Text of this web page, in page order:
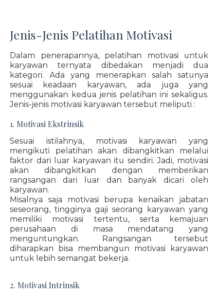
Jenis-Jenis Pelatihan Motivasi
Dalam penerapannya, pelatihan motivasi untuk
karyawan ternyata dibedakan menjadi dua
kategori. Ada yang menerapkan salah satunya
sesuai keadaan karyawan, ada juga yang
menggunakan kedua jenis pelatihan ini sekaligus.
Jenis-jenis motivasi karyawan tersebut meliputi :
1. Motivasi Ekstrinsik
Sesuai istilahnya, motivasi karyawan yang
mengikuti pelatihan akan dibangkitkan melalui
faktor dari luar karyawan itu sendiri. Jadi, motivasi
akan dibangkitkan dengan memberikan
rangsangan dari luar dan banyak dicari oleh
karyawan.
Misalnya saja motivasi berupa kenaikan jabatan
seseorang, tingginya gaji seorang karyawan yang
memiliki motivasi tertentu, serta kemajuan
perusahaan di masa mendatang yang
menguntungkan. Rangsangan tersebut
diharapkan bisa membangun motivasi karyawan
untuk lebih semangat bekerja.
2. Motivasi Intrinsik